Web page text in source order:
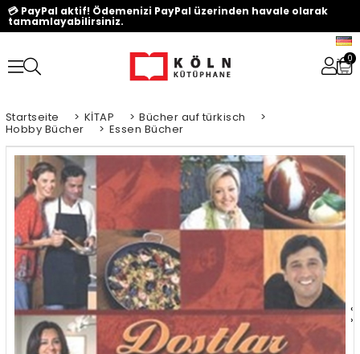
💳 PayPal aktif! Ödemenizi PayPal üzerinden havale olarak
tamamlayabilirsiniz.
0
Startseite > KİTAP > Bücher auf türkisch >
Hobby Bücher > Essen Bücher
‹
›